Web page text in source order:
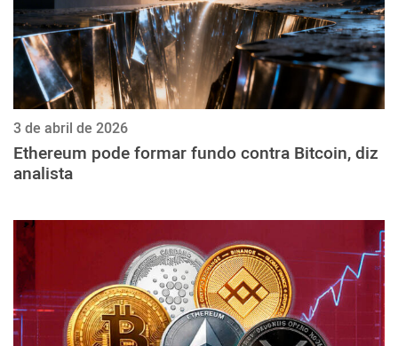
3 de abril de 2026
Ethereum pode formar fundo contra Bitcoin, diz
analista